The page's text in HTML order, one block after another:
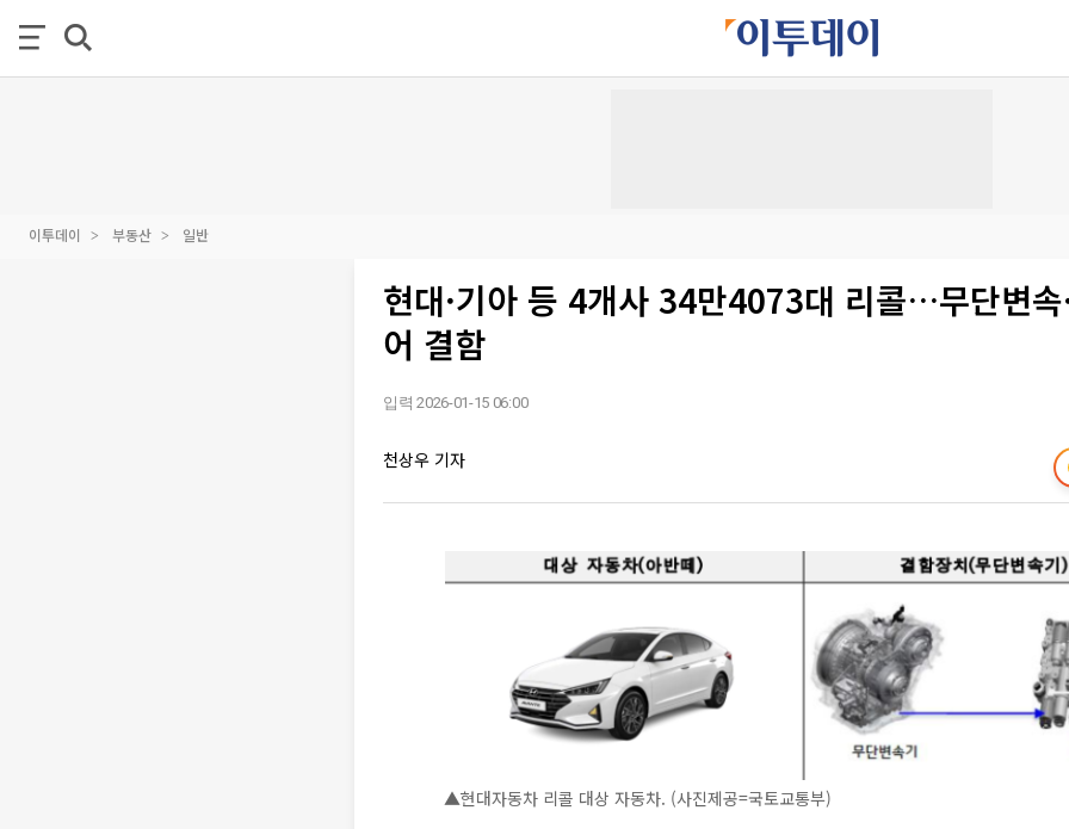
이투데이 부동산 일반
현대·기아 등 4개사 34만4073대 리콜…무단변속
어 결함
입력 2026-01-15 06:00
천상우 기자
▲현대자동차 리콜 대상 자동차. (사진제공=국토교통부)